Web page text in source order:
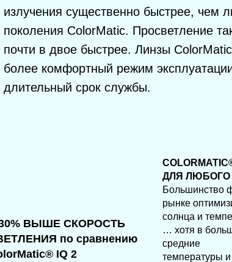
излучения существенно быстрее, чем
поколения ColorMatic. Просветление
почти в двое быстрее. Линзы
более комфортный режим
длительный срок службы.
ДЛЯ ЛЮБОГО ВРЕМЕНИ
Большинство фотохромных
рынке оптимизированы для
солнца и температуры около
… хотя в большинстве стран
средние
температуры и погодные
СКОРОСТЬ
по сравнению
IQ 2
оптимальную
светопропускание в
даже при небе ,
Обычно
слишком темные
дней (при низких
СИНЕГО СВЕТА
в помещении
света по сравнению с